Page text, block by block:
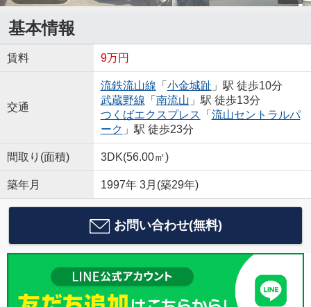
基本情報
賃料 9万円
交通
流鉄流山線 「 小金城趾 」駅 徒歩10分
武蔵野線 「 南流山 」駅 徒歩13分
つくばエクスプレス 「 流山セントラルパ
ーク 」駅 徒歩23分
間取り(面積) 3DK(56.00㎡)
築年月 1997年 3月(築29年)
お問い合わせ(無料)